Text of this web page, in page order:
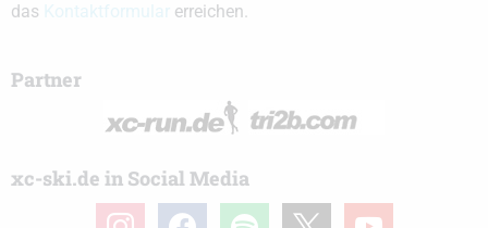
das
erreichen.
Partner
xc-ski.de in Social Media
instagramfacebook spotify youtube